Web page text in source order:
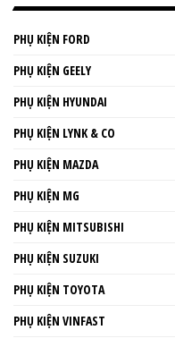
PHỤ KIỆN FORD
PHỤ KIỆN GEELY
PHỤ KIỆN HYUNDAI
PHỤ KIỆN LYNK & CO
PHỤ KIỆN MAZDA
PHỤ KIỆN MG
PHỤ KIỆN MITSUBISHI
PHỤ KIỆN SUZUKI
PHỤ KIỆN TOYOTA
PHỤ KIỆN VINFAST